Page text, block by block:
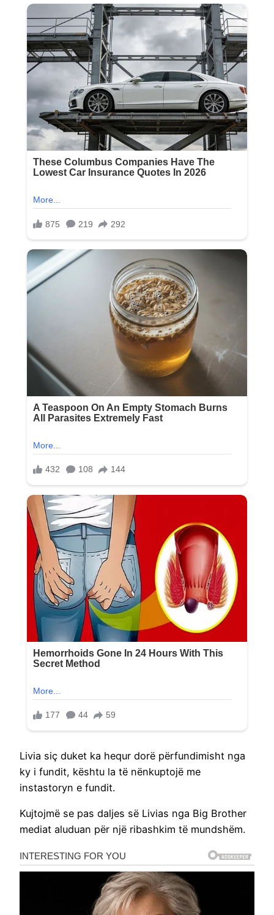
Livia siç duket ka hequr dorë përfundimisht nga
ky i fundit, kështu la të nënkuptojë me
instastoryn e fundit.
Kujtojmë se pas daljes së Livias nga Big Brother
mediat aluduan për një ribashkim të mundshëm.